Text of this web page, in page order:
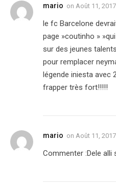
mario on Août 11,
le fc Barcelone
page »coutinho »
sur des jeunes
pour remplacer
légende iniesta avec
frapper très fort!!!!!
mario on Août 11,
Commenter :Dele alli